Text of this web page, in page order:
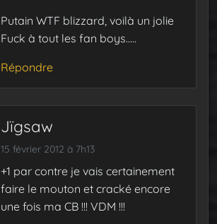
Putain WTF blizzard, voilà un jolie
Fuck à tout les fan boys…..
Répondre
Jïgsaw
15 février 2012 à 7h13
+1 par contre je vais certainement
faire le mouton et cracké encore
une fois ma CB !!! VDM !!!